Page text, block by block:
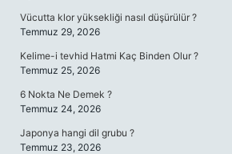
Vücutta klor yüksekliği nasıl düşürülür ?
Temmuz 29, 2026
Kelime-i tevhid Hatmi Kaç Binden Olur ?
Temmuz 25, 2026
6 Nokta Ne Demek ?
Temmuz 24, 2026
Japonya hangi dil grubu ?
Temmuz 23, 2026